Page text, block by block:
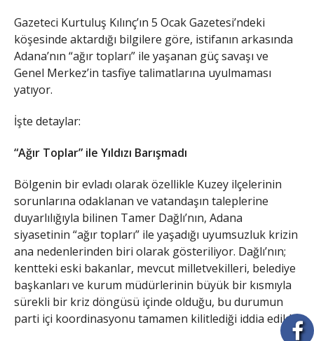
​Gazeteci Kurtuluş Kılınç’ın 5 Ocak Gazetesi’ndeki
köşesinde aktardığı bilgilere göre, istifanın arkasında
Adana’nın “ağır topları” ile yaşanan güç savaşı ve
Genel Merkez’in tasfiye talimatlarına uyulmaması
yatıyor.
​İşte detaylar:
“Ağır Toplar” ile Yıldızı Barışmadı
​Bölgenin bir evladı olarak özellikle Kuzey ilçelerinin
sorunlarına odaklanan ve vatandaşın taleplerine
duyarlılığıyla bilinen Tamer Dağlı’nın, Adana
siyasetinin “ağır topları” ile yaşadığı uyumsuzluk krizin
ana nedenlerinden biri olarak gösteriliyor. Dağlı’nın;
kentteki eski bakanlar, mevcut milletvekilleri, belediye
başkanları ve kurum müdürlerinin büyük bir kısmıyla
sürekli bir kriz döngüsü içinde olduğu, bu durumun
parti içi koordinasyonu tamamen kilitlediği iddia edildi.